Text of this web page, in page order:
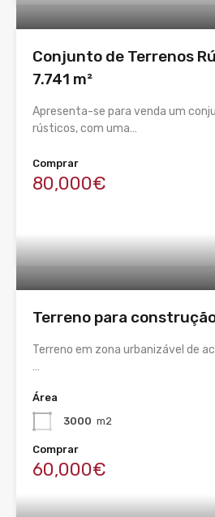
Conjunto de Terrenos
7.741 m²
Apresenta-se para venda um
rústicos, com uma…
Comprar
80,000€
Terreno para
Terreno em zona urbanizável de
…
Área
3000 m2
Comprar
60,000€